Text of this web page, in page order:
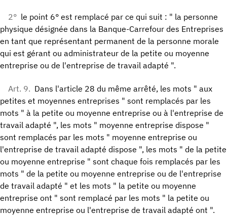
2° le point 6° est remplacé par ce qui suit : " la personne
physique désignée dans la Banque-Carrefour des Entreprises
en tant que représentant permanent de la personne morale
qui est gérant ou administrateur de la petite ou moyenne
entreprise ou de l'entreprise de travail adapté ".
Art. 9. Dans l'article 28 du même arrêté, les mots " aux
petites et moyennes entreprises " sont remplacés par les
mots " à la petite ou moyenne entreprise ou à l'entreprise de
travail adapté ", les mots " moyenne entreprise dispose "
sont remplacés par les mots " moyenne entreprise ou
l'entreprise de travail adapté dispose ", les mots " de la petite
ou moyenne entreprise " sont chaque fois remplacés par les
mots " de la petite ou moyenne entreprise ou de l'entreprise
de travail adapté " et les mots " la petite ou moyenne
entreprise ont " sont remplacé par les mots " la petite ou
moyenne entreprise ou l'entreprise de travail adapté ont ".